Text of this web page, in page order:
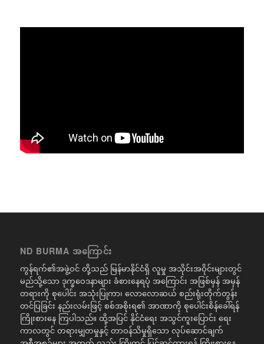
ND BURMA အကြောင်း
ကွန်ရက်၏အဖွဲ့ဝင် တို့သည် မြန်မာနိုင်ငံရှိ လူမှု အသိုင်းအဝိုင်းများတွင်
မည်သို့သော ဒုက္ခဝေဒနာများ ခံစားနေရပုံ အကြောင်း အဖြစ်မှန် အမှန်
တရားကို စုပေါင်း အသုံးပြုကာ၊ လောလောဆယ် စည်းရုံးတိုက်တွန်း
တင်ပြခြင်း နည်းလမ်းဖြင့် စစ်အစိုးရ၏ အာဏာကို စုပေါင်းစိန်ခေါ်ရန်
ကြိုးစားနေ ကြပါသည်။ ထို့အပြင် နိုင်ငံရေး အသွင်ကူးပြောင်း ရေး
ကာလတွင် တရားမျှတမှုနှင့် တာဝန်သိမှုရှိသော လုပ်ဆောင်ချက်